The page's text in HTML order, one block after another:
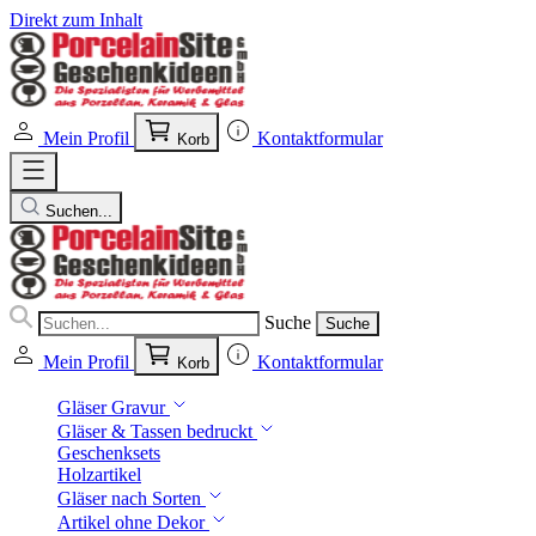
Direkt zum Inhalt
Mein Profil Korb Kontaktformular
Suchen...
Suche Suche
Mein Profil Korb Kontaktformular
Gläser Gravur
Gläser & Tassen bedruckt
Geschenksets
Holzartikel
Gläser nach Sorten
Artikel ohne Dekor